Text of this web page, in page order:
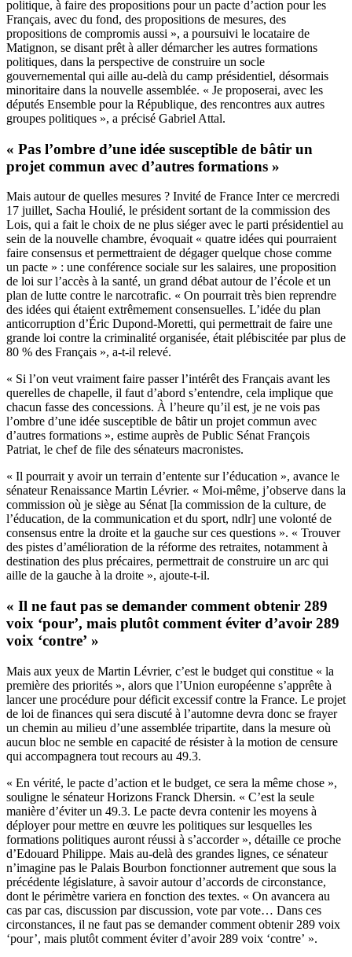
politique, à faire des propositions pour un pacte d’action pour les
Français, avec du fond, des propositions de mesures, des
propositions de compromis aussi », a poursuivi le locataire de
Matignon, se disant prêt à aller démarcher les autres formations
politiques, dans la perspective de construire un socle
gouvernemental qui aille au-delà du camp présidentiel, désormais
minoritaire dans la nouvelle assemblée. « Je proposerai, avec les
députés Ensemble pour la République, des rencontres aux autres
groupes politiques », a précisé Gabriel Attal.
« Pas l’ombre d’une idée susceptible de bâtir un
projet commun avec d’autres formations »
Mais autour de quelles mesures ? Invité de France Inter ce mercredi
17 juillet, Sacha Houlié, le président sortant de la commission des
Lois, qui a fait le choix de ne plus siéger avec le parti présidentiel au
sein de la nouvelle chambre, évoquait « quatre idées qui pourraient
faire consensus et permettraient de dégager quelque chose comme
un pacte » : une conférence sociale sur les salaires, une proposition
de loi sur l’accès à la santé, un grand débat autour de l’école et un
plan de lutte contre le narcotrafic. « On pourrait très bien reprendre
des idées qui étaient extrêmement consensuelles. L’idée du plan
anticorruption d’Éric Dupond-Moretti, qui permettrait de faire une
grande loi contre la criminalité organisée, était plébiscitée par plus de
80 % des Français », a-t-il relevé.
« Si l’on veut vraiment faire passer l’intérêt des Français avant les
querelles de chapelle, il faut d’abord s’entendre, cela implique que
chacun fasse des concessions. À l’heure qu’il est, je ne vois pas
l’ombre d’une idée susceptible de bâtir un projet commun avec
d’autres formations », estime auprès de Public Sénat François
Patriat, le chef de file des sénateurs macronistes.
« Il pourrait y avoir un terrain d’entente sur l’éducation », avance le
sénateur Renaissance Martin Lévrier. « Moi-même, j’observe dans la
commission où je siège au Sénat [la commission de la culture, de
l’éducation, de la communication et du sport, ndlr] une volonté de
consensus entre la droite et la gauche sur ces questions ». « Trouver
des pistes d’amélioration de la réforme des retraites, notamment à
destination des plus précaires, permettrait de construire un arc qui
aille de la gauche à la droite », ajoute-t-il.
« Il ne faut pas se demander comment obtenir 289
voix ‘pour’, mais plutôt comment éviter d’avoir 289
voix ‘contre’ »
Mais aux yeux de Martin Lévrier, c’est le budget qui constitue « la
première des priorités », alors que l’Union européenne s’apprête à
lancer une procédure pour déficit excessif contre la France. Le projet
de loi de finances qui sera discuté à l’automne devra donc se frayer
un chemin au milieu d’une assemblée tripartite, dans la mesure où
aucun bloc ne semble en capacité de résister à la motion de censure
qui accompagnera tout recours au 49.3.
« En vérité, le pacte d’action et le budget, ce sera la même chose »,
souligne le sénateur Horizons Franck Dhersin. « C’est la seule
manière d’éviter un 49.3. Le pacte devra contenir les moyens à
déployer pour mettre en œuvre les politiques sur lesquelles les
formations politiques auront réussi à s’accorder », détaille ce proche
d’Edouard Philippe. Mais au-delà des grandes lignes, ce sénateur
n’imagine pas le Palais Bourbon fonctionner autrement que sous la
précédente législature, à savoir autour d’accords de circonstance,
dont le périmètre variera en fonction des textes. « On avancera au
cas par cas, discussion par discussion, vote par vote… Dans ces
circonstances, il ne faut pas se demander comment obtenir 289 voix
‘pour’, mais plutôt comment éviter d’avoir 289 voix ‘contre’ ».